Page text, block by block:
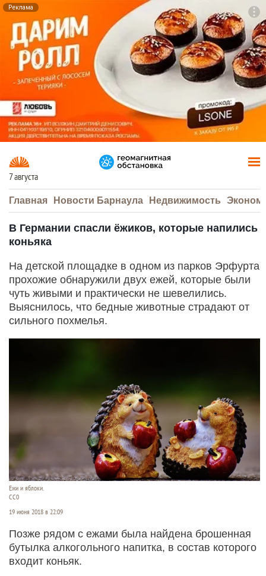
Реклама
7 августа
Главная Новости Барнаула Недвижимость
В Германии спасли ёжиков, которые напились
коньяка
На детской площадке в одном из парков Эрфурта
прохожие обнаружили двух ежей, которые были
чуть живыми и практически не шевелились.
Выяснилось, что бедные животные страдают от
сильного похмелья.
Ежи и яблоки.
СС0
19 июня 2018 в 22:09
Позже рядом с ежами была найдена брошенная
бутылка алкогольного напитка, в состав которого
входит коньяк.